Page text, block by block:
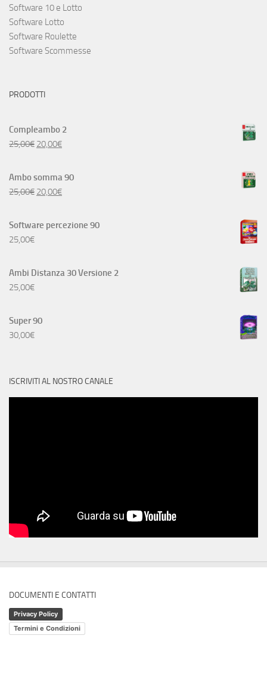
Software 10 e Lotto
Software Lotto
Software Roulette
Software Scommesse
PRODOTTI
Compleambo 2
25,00€ 20,00€
Ambo somma 90
25,00€ 20,00€
Software percezione 90
25,00€
Ambi Distanza 30 Versione 2
25,00€
Super 90
30,00€
ISCRIVITI AL NOSTRO CANALE
DOCUMENTI E CONTATTI
Privacy Policy
Termini e Condizioni